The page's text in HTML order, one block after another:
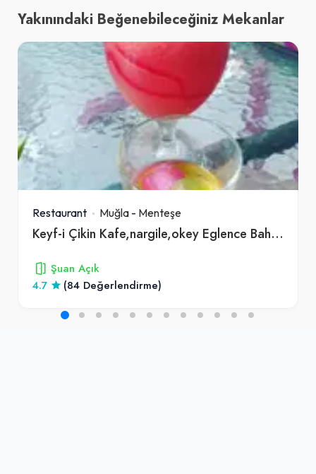
Yakınındaki Beğenebileceğiniz Mekanlar
Restaurant Muğla - Menteşe
Keyf-i Çikin Kafe,nargile,okey Eglence Bahçesi
Şuan Açık
4.7
(84 Değerlendirme)